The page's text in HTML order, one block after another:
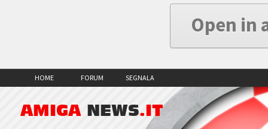
Open in
HOME FORUM SEGNALA
AMIGA NEWS.IT